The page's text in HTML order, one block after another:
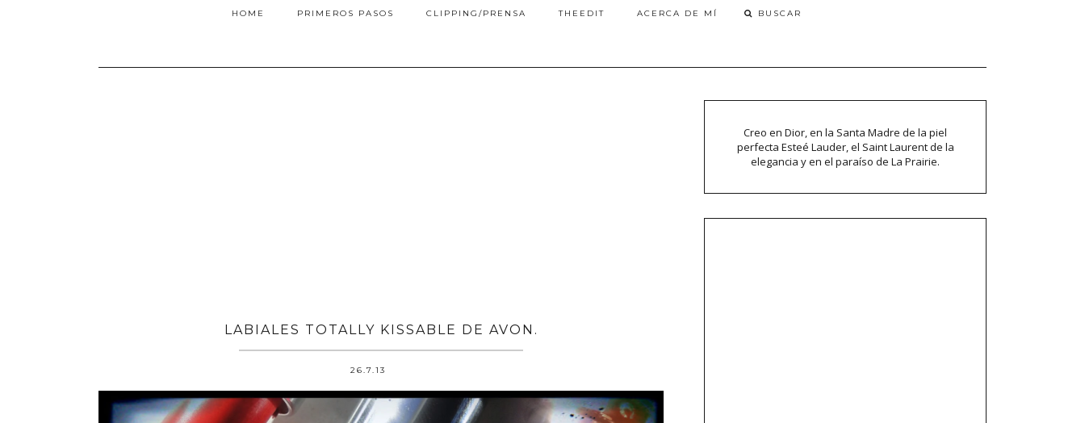
HOME PRIMEROS PASOS CLIPPING/PRENSA THEEDIT ACERCA DE MÍ
LABIALES TOTALLY KISSABLE DE AVON.
26.7.13
Creo en Dior, en la Santa Madre de la piel
perfecta Esteé Lauder, el Saint Laurent de la
elegancia y en el paraíso de La Prairie.